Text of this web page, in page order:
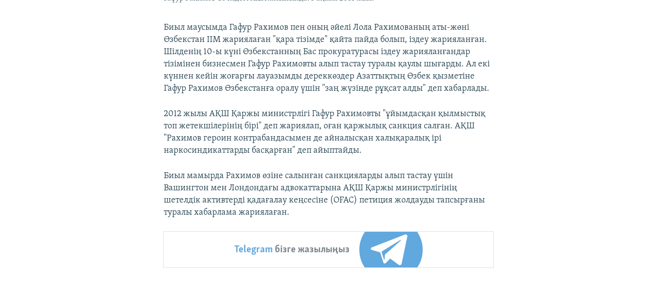
Биыл маусымда Гафур Рахимов пен оның әйелі Лола Рахимованың аты-жөні
Өзбекстан ІІМ жариялаған "қара тізімде" қайта пайда болып, іздеу жарияланған.
Шілденің 10-ы күні Өзбекстанның Бас прокуратурасы іздеу жарияланғандар
тізімінен бизнесмен Гафур Рахимовты алып тастау туралы қаулы шығарды. Ал екі
күннен кейін жоғарғы лауазымды дереккөздер Азаттықтың Өзбек қызметіне
Гафур Рахимов Өзбекстанға оралу үшін "заң жүзінде рұқсат алды" деп хабарлады.
2012 жылы АҚШ Қаржы министрлігі Гафур Рахимовты "ұйымдасқан қылмыстық
топ жетекшілерінің бірі" деп жариялап, оған қаржылық санкция салған. АҚШ
"Рахимов героин контрабандасымен де айналысқан халықаралық ірі
наркосиндикаттарды басқарған" деп айыптайды.
Биыл мамырда Рахимов өзіне салынған санкцияларды алып тастау үшін
Вашингтон мен Лондондағы адвокаттарына АҚШ Қаржы министрлігінің
шетелдік активтерді қадағалау кеңсесіне (OFAC) петиция жолдауды тапсырғаны
туралы хабарлама жариялаған.
Telegram бізге жазылыңыз